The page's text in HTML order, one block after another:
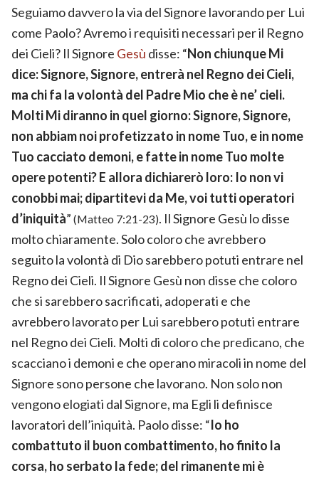
Seguiamo davvero la via del Signore lavorando per Lui
come Paolo? Avremo i requisiti necessari per il Regno
dei Cieli? Il Signore Gesù disse: “Non chiunque Mi
dice: Signore, Signore, entrerà nel Regno dei Cieli,
ma chi fa la volontà del Padre Mio che è ne’ cieli.
Molti Mi diranno in quel giorno: Signore, Signore,
non abbiam noi profetizzato in nome Tuo, e in nome
Tuo cacciato demoni, e fatte in nome Tuo molte
opere potenti? E allora dichiarerò loro: Io non vi
conobbi mai; dipartitevi da Me, voi tutti operatori
d’iniquità” (Matteo 7:21-23). Il Signore Gesù lo disse
molto chiaramente. Solo coloro che avrebbero
seguito la volontà di Dio sarebbero potuti entrare nel
Regno dei Cieli. Il Signore Gesù non disse che coloro
che si sarebbero sacrificati, adoperati e che
avrebbero lavorato per Lui sarebbero potuti entrare
nel Regno dei Cieli. Molti di coloro che predicano, che
scacciano i demoni e che operano miracoli in nome del
Signore sono persone che lavorano. Non solo non
vengono elogiati dal Signore, ma Egli li definisce
lavoratori dell’iniquità. Paolo disse: “Io ho
combattuto il buon combattimento, ho finito la
corsa, ho serbato la fede; del rimanente mi è